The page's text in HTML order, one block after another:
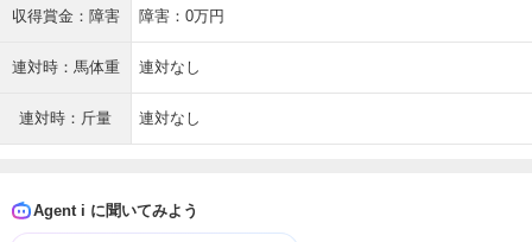
収得賞金：障害 障害：0万円
連対時：馬体重 連対なし
連対時：斤量 連対なし
Agent i に聞いてみよう